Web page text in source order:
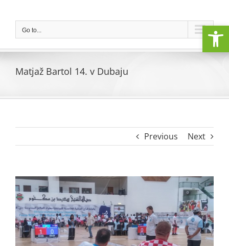
contentGo to...
Matjaž Bartol 14. v Dubaju
Previous Next
View
Larger
Image